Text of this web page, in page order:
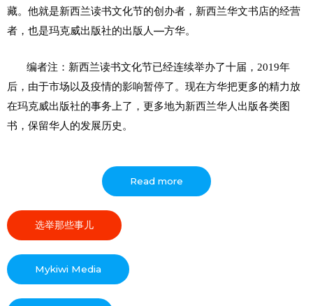
藏。他就是新西兰读书文化节的创办者，新西兰华文书店的经营
者 ， 也是玛克威出版社的出版人—方华。
编者注：新西兰读书文化节已经连续举办了十届，2019年
后，由于市场以及疫情的影响暂停了。现在方华把更多的精力放
在玛克威出版社的事务上了，更多地为新西兰华人出版各类图
书，保留华人的发展历史。
Read more
选举那些事儿
Mykiwi Media